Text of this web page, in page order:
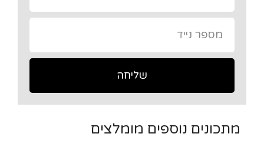
שליחה
מתכונים נוספים מומלצים